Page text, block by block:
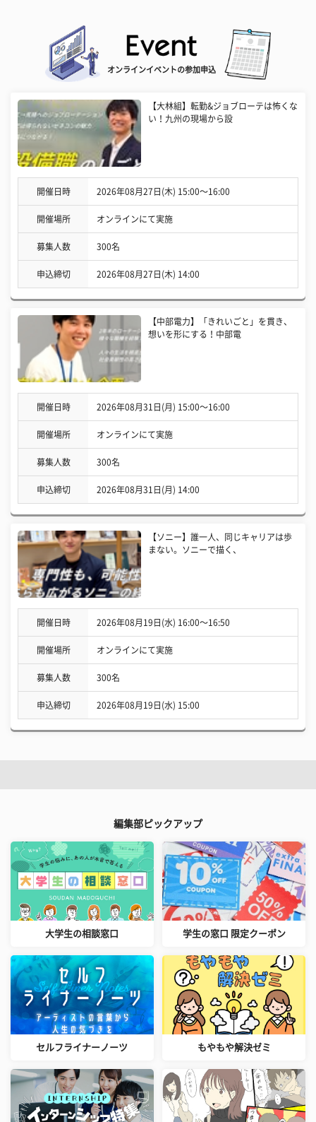
オンラインイベントの参加申込
【大林組】転勤&ジョブローテは怖くな
い！九州の現場から設
開催日時 2026年08月27日(木) 15:00〜16:00
開催場所 オンラインにて実施
募集人数 300名
申込締切 2026年08月27日(木) 14:00
【中部電力】「きれいごと」を貫き、
想いを形にする！中部電
開催日時 2026年08月31日(月) 15:00〜16:00
開催場所 オンラインにて実施
募集人数 300名
申込締切 2026年08月31日(月) 14:00
【ソニー】誰一人、同じキャリアは歩
まない。ソニーで描く、
開催日時 2026年08月19日(水) 16:00〜16:50
開催場所 オンラインにて実施
募集人数 300名
申込締切 2026年08月19日(水) 15:00
編集部ピックアップ
大学生の相談窓口 学生の窓口 限定クーポン
セルフライナーノーツ もやもや解決ゼミ